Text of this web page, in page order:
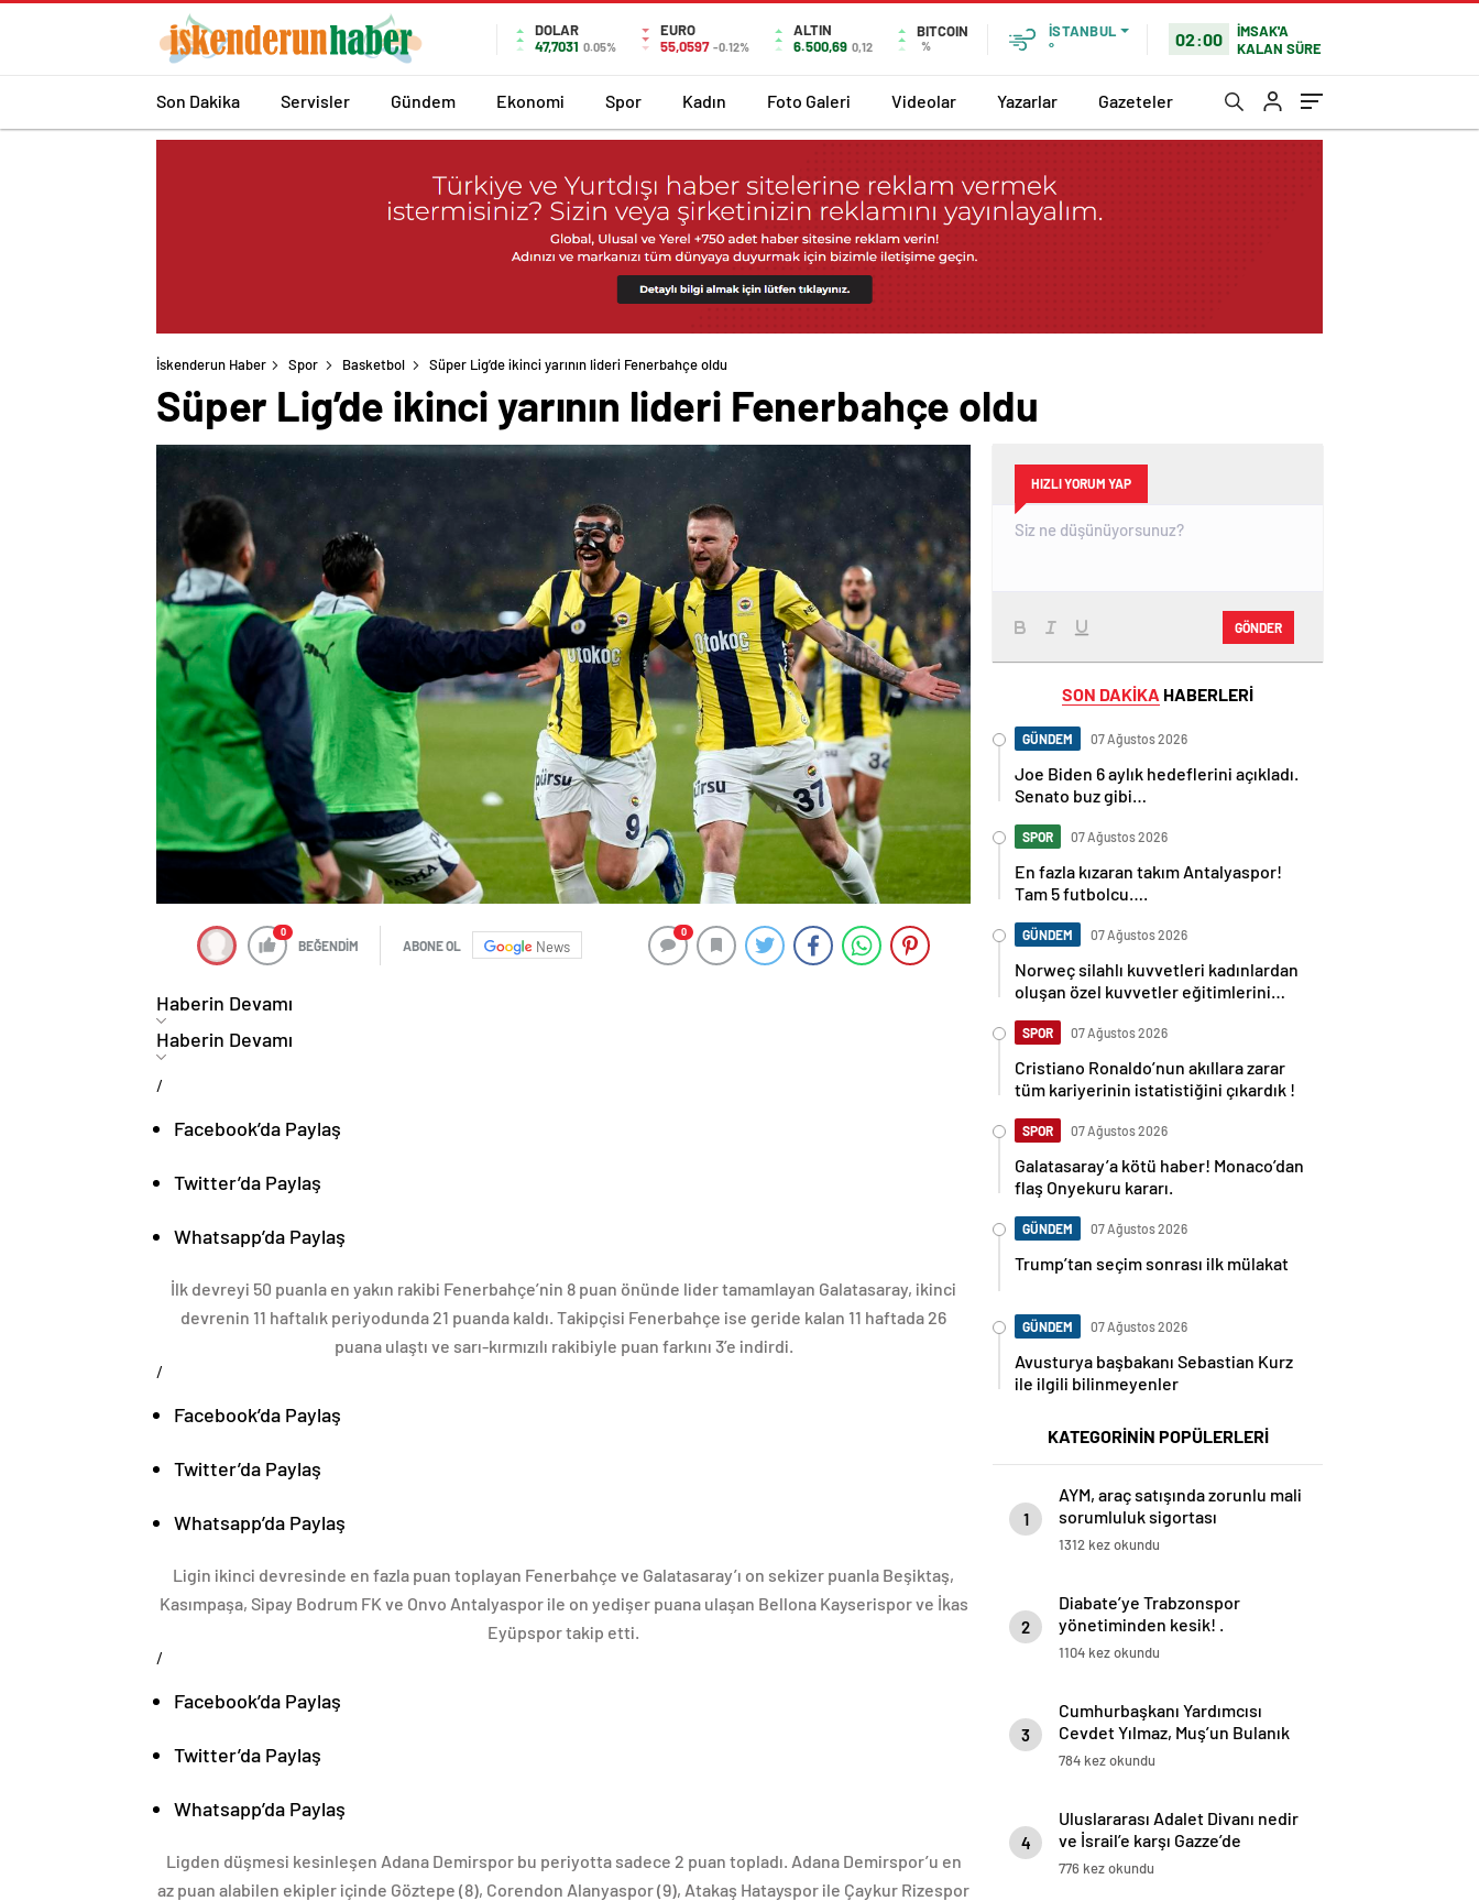
DOLAR
47,7031 0.05%
EURO
55,0597 -0.12%
ALTIN
6.500,69 0,12
BITCOIN
%
İSTANBUL
°
02:00
İMSAK'A
KALAN SÜRE
Son Dakika Servisler Gündem Ekonomi Spor Kadın Foto Galeri Videolar Yazarlar Gazeteler
İskenderun Haber Spor Basketbol Süper Lig’de ikinci yarının lideri Fenerbahçe oldu
Süper Lig’de ikinci yarının lideri Fenerbahçe oldu
0
BEĞENDİM ABONE OL News
0
Haberin Devamı
Haberin Devamı
/
Facebook’da Paylaş
Twitter’da Paylaş
Whatsapp’da Paylaş
İlk devreyi 50 puanla en yakın rakibi Fenerbahçe’nin 8 puan önünde lider tamamlayan Galatasaray, ikinci
devrenin 11 haftalık periyodunda 21 puanda kaldı. Takipçisi Fenerbahçe ise geride kalan 11 haftada 26
puana ulaştı ve sarı-kırmızılı rakibiyle puan farkını 3’e indirdi.
/
Facebook’da Paylaş
Twitter’da Paylaş
Whatsapp’da Paylaş
Ligin ikinci devresinde en fazla puan toplayan Fenerbahçe ve Galatasaray’ı on sekizer puanla Beşiktaş,
Kasımpaşa, Sipay Bodrum FK ve Onvo Antalyaspor ile on yedişer puana ulaşan Bellona Kayserispor ve İkas
Eyüpspor takip etti.
/
Facebook’da Paylaş
Twitter’da Paylaş
Whatsapp’da Paylaş
Ligden düşmesi kesinleşen Adana Demirspor bu periyotta sadece 2 puan topladı. Adana Demirspor’u en
az puan alabilen ekipler içinde Göztepe (8), Corendon Alanyaspor (9), Atakaş Hatayspor ile Çaykur Rizespor
HIZLI YORUM YAP
GÖNDER
SON DAKİKA HABERLERİ
GÜNDEM 07 Ağustos 2026
Joe Biden 6 aylık hedeflerini açıkladı.
Senato buz gibi…
SPOR 07 Ağustos 2026
En fazla kızaran takım Antalyaspor!
Tam 5 futbolcu….
GÜNDEM 07 Ağustos 2026
Norweç silahlı kuvvetleri kadınlardan
oluşan özel kuvvetler eğitimlerini
SPOR 07 Ağustos 2026
Cristiano Ronaldo’nun akıllara zarar
tüm kariyerinin istatistiğini çıkardık !
SPOR 07 Ağustos 2026
Galatasaray’a kötü haber! Monaco’dan
flaş Onyekuru kararı.
GÜNDEM 07 Ağustos 2026
Trump’tan seçim sonrası ilk mülakat
GÜNDEM 07 Ağustos 2026
Avusturya başbakanı Sebastian Kurz
ile ilgili bilinmeyenler
KATEGORİNİN POPÜLERLERİ
1
AYM, araç satışında zorunlu mali
sorumluluk sigortası
düzenlemesini iptal etti
1312 kez okundu
2
Diabate’ye Trabzonspor
yönetiminden kesik! .
1104 kez okundu
3
Cumhurbaşkanı Yardımcısı
Cevdet Yılmaz, Muş’un Bulanık
ilçesinde halka hitap etti
784 kez okundu
4
Uluslararası Adalet Divanı nedir
ve İsrail’e karşı Gazze’de
soykırım davası neden bu
776 kez okundu